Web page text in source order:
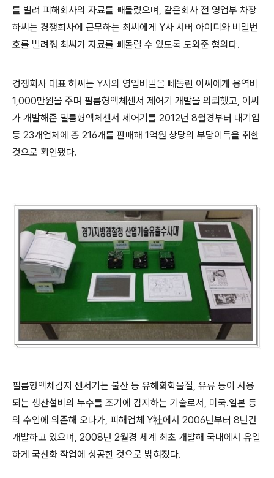
를 빌려 피해회사의 자료를 빼돌렸으며, 같은회사 전 영업부 차장
하씨는 경쟁회사에 근무하는 최씨에게 Y사 서버 아이디와 비밀번
호를 빌려줘 최씨가 자료를 빼돌릴 수 있도록 도와준 혐의다.
경쟁회사 대표 허씨는 Y사의 영업비밀을 빼돌린 이씨에게 용역비
1,000만원을 주며 필름형액체센서 제어기 개발을 의뢰했고, 이씨
가 개발해준 필름형액체센서 제어기를 2012년 8월경부터 대기업
등 23개업체에 총 216개를 판매해 1억원 상당의 부당이득을 취한
것으로 확인됐다.
필름형액체감지 센서기는 불산 등 유해화학물질, 유류 등이 사용
되는 생산설비의 누수를 조기에 감지하는 기술로서, 미국․일본 등
의 수입에 의존해 오다가, 피해업체 Y社에서 2006년부터 8년간
개발하고 있으며, 2008년 2월경 세계 최초 개발해 국내에서 유일
하게 국산화 작업에 성공한 것으로 밝혀졌다.